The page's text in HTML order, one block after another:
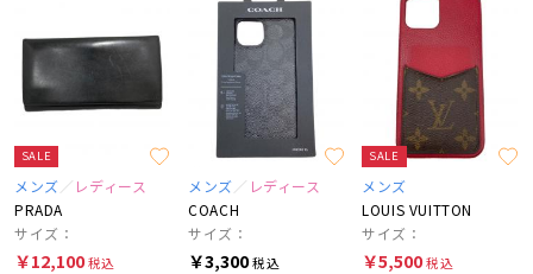
SALE
メンズ
レディース
PRADA
サイズ：
￥12,100税込
メンズ
レディース
COACH
サイズ：
￥3,300税込
SALE
メンズ
LOUIS VUITTON
サイズ：
￥5,500税込